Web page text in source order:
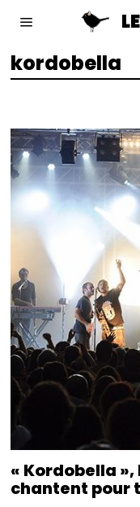
kordobella
« Kordobella
chantent pour